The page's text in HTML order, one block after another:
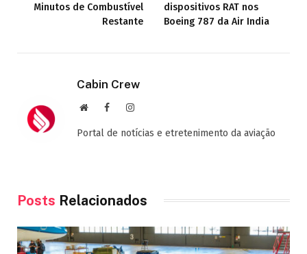
Minutos de Combustível
Restante
dispositivos RAT nos
Boeing 787 da Air India
Cabin Crew
Site FacebookInstagram
Portal de notícias e etretenimento da aviação
Posts Relacionados